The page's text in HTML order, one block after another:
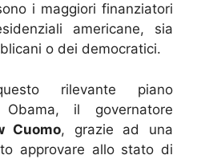
i maggiori finanziatori
americane, sia
o dei democratici.
rilevante piano
Obama, il governatore
Cuomo, grazie ad una
approvare allo stato di